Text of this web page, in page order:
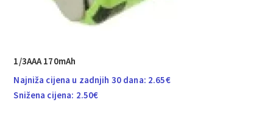
1/3AAA 170mAh
Najniža cijena u zadnjih 30 dana: 2.65€
Snižena cijena: 2.50€